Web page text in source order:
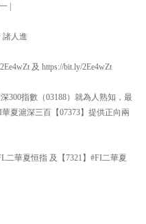
|
諸人進
及 https://bit.ly/2Ee4wZt
300指數（03188）就為人熟知，最
夏滬深三百【07373】提供正向兩
二華夏恒指 及【7321】#FI二華夏